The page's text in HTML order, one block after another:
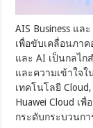
วด์
โล
แล
โซ
5G
อั
พร้
ผลั
ดัน
AIS Business แล
เพื่อขับเคลื่อนภา
และ AI เป็นกลไ
และความเข้าใจใ
เทคโนโลยี
Huawei Cloud เ
กระดับกระบวนก